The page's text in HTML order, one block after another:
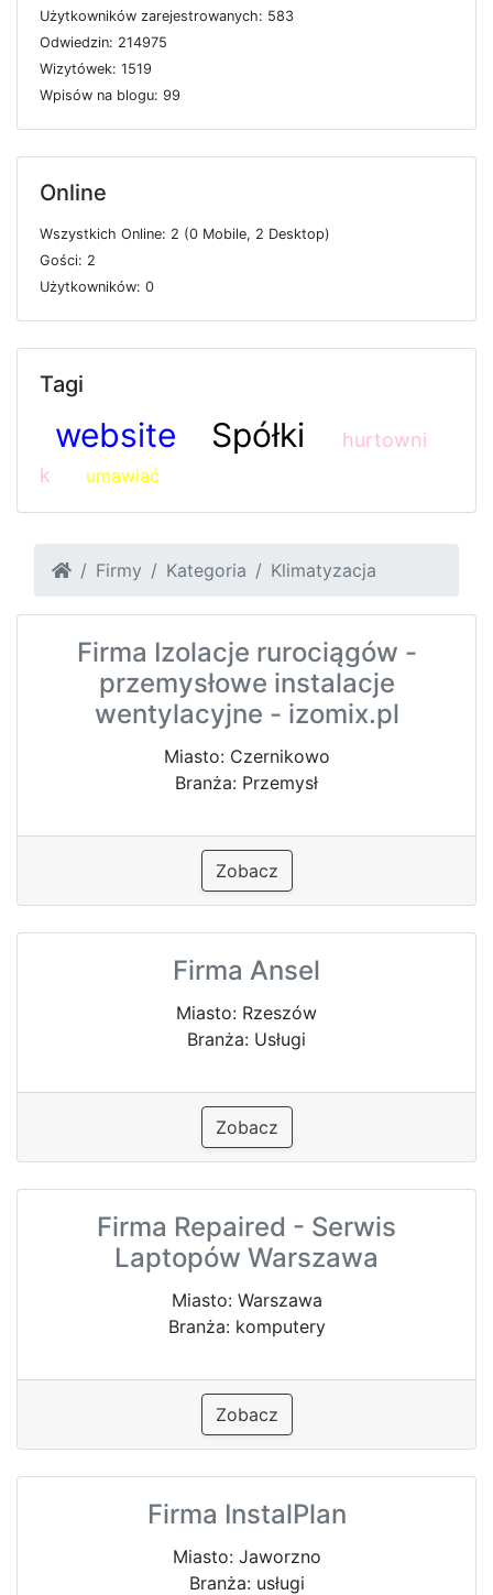
Użytkowników zarejestrowanych: 583
Odwiedzin: 214975
Wizytówek: 1519
Wpisów na blogu: 99
Online
Wszystkich Online: 2 (0 Mobile, 2 Desktop)
Gości: 2
Użytkowników: 0
Tagi
website Spółki
hurtowni
k
umawiać
Firmy Kategoria Klimatyzacja
Firma Izolacje rurociągów -
przemysłowe instalacje
wentylacyjne - izomix.pl
Miasto: Czernikowo
Branża: Przemysł
Zobacz
Firma Ansel
Miasto: Rzeszów
Branża: Usługi
Zobacz
Firma Repaired - Serwis
Laptopów Warszawa
Miasto: Warszawa
Branża: komputery
Zobacz
Firma InstalPlan
Miasto: Jaworzno
Branża: usługi